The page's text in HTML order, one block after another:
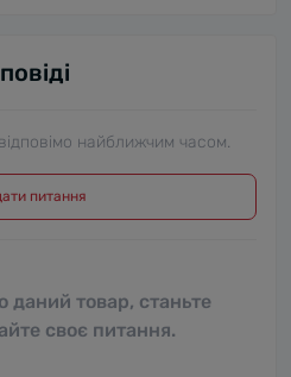
найближчим часом.
питання
даний товар, станьте
своє питання.